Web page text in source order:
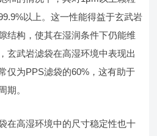
以上。这一性能得益于玄武岩
结构，使其在湿润条件下仍能维
玄武岩滤袋在高湿环境中表现出
仅为PPS滤袋的60%，这有助于
期。
在高湿环境中的尺寸稳定性也十